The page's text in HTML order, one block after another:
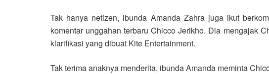
Tak hanya netizen, ibunda Amanda Zahra juga ikut
komentar unggahan terbaru Chicco Jerikho. Dia mengajak
klarifikasi yang dibuat Kite Entertainment.
Tak terima anaknya menderita, ibunda Amanda meminta